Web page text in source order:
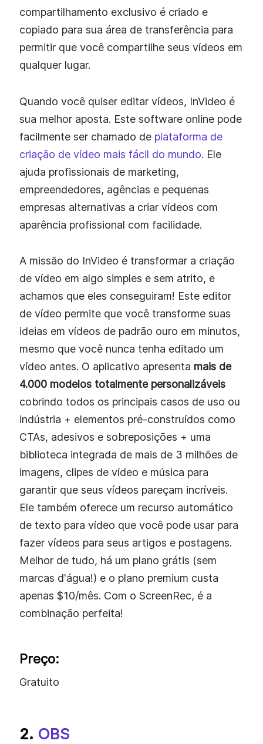
compartilhamento exclusivo é criado e
copiado para sua área de transferência para
permitir que você compartilhe seus vídeos em
qualquer lugar.
Quando você quiser editar vídeos, InVideo é
sua melhor aposta. Este software online pode
facilmente ser chamado de plataforma de
criação de vídeo mais fácil do mundo. Ele
ajuda profissionais de marketing,
empreendedores, agências e pequenas
empresas alternativas a criar vídeos com
aparência profissional com facilidade.
A missão do InVideo é transformar a criação
de vídeo em algo simples e sem atrito, e
achamos que eles conseguiram! Este editor
de vídeo permite que você transforme suas
ideias em vídeos de padrão ouro em minutos,
mesmo que você nunca tenha editado um
vídeo antes. O aplicativo apresenta mais de
4.000 modelos totalmente personalizáveis
cobrindo todos os principais casos de uso ou
indústria + elementos pré-construídos como
CTAs, adesivos e sobreposições + uma
biblioteca integrada de mais de 3 milhões de
imagens, clipes de vídeo e música para
garantir que seus vídeos pareçam incríveis.
Ele também oferece um recurso automático
de texto para vídeo que você pode usar para
fazer vídeos para seus artigos e postagens.
Melhor de tudo, há um plano grátis (sem
marcas d'água!) e o plano premium custa
apenas $10/mês. Com o ScreenRec, é a
combinação perfeita!
Preço:
Gratuito
2. OBS